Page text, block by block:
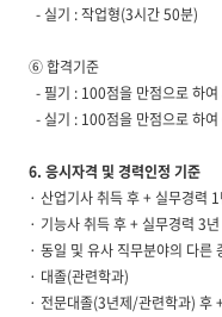
- 실기 : 작업형(3시간 50분)
⑥ 합격기준
- 필기 : 100점을 만점으로 하
- 실기 : 100점을 만점으로 하
6. 응시자격 및 경력인정 기준
· 산업기사 취득 후 + 실무경력 1
· 기능사 취득 후 + 실무경력 3년
· 동일 및 유사 직무분야의 다른
· 대졸(관련학과)
· 전문대졸(3년제/관련학과) 후